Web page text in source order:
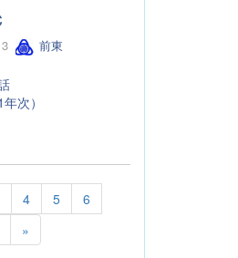
前東
次）
4 5
6
»